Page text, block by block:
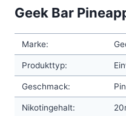
Geek Bar
Marke:
Produkttyp:
Geschmack:
Nikotingehalt: